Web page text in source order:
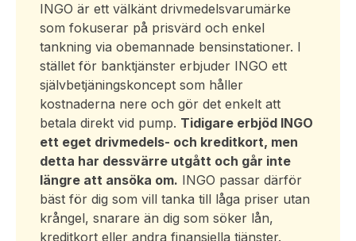
INGO är ett välkänt drivmedelsvarumärke
som fokuserar på prisvärd och enkel
tankning via obemannade bensinstationer. I
stället för banktjänster erbjuder INGO ett
självbetjäningskoncept som håller
kostnaderna nere och gör det enkelt att
betala direkt vid pump. Tidigare erbjöd INGO
ett eget drivmedels- och kreditkort, men
detta har dessvärre utgått och går inte
längre att ansöka om. INGO passar därför
bäst för dig som vill tanka till låga priser utan
krångel, snarare än dig som söker lån,
kreditkort eller andra finansiella tjänster.